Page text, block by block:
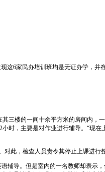
6家民办培训班均是无证办学，并
楼的一间十余平方米的房间内，
时，主要是对作业进行辅导。“现在
此，检查人员责令其停止上课进行整
导。但是室内的一名教师却表示